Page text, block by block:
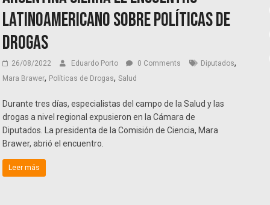
latinoamericano sobre Políticas de
Drogas
26/08/2022 Eduardo Porto 0 Comments Diputados,
Mara Brawer, Políticas de Drogas,Salud
Durante tres días, especialistas del campo de la Salud y las
drogas a nivel regional expusieron en la Cámara de
Diputados. La presidenta de la Comisión de Ciencia, Mara
Brawer, abrió el encuentro.
Leer más